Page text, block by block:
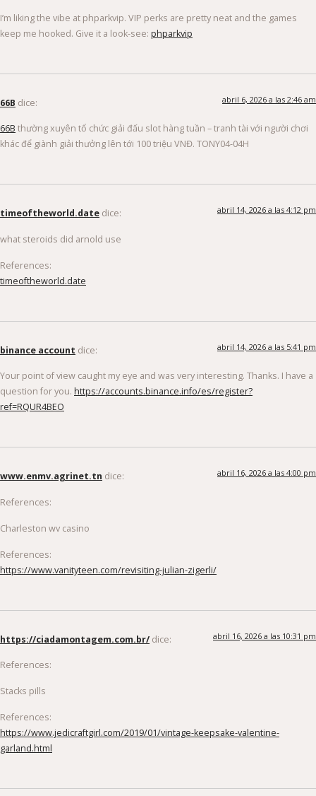
I’m liking the vibe at phparkvip. VIP perks are pretty neat and the games
keep me hooked. Give it a look-see: phparkvip
66B dice: abril 6, 2026 a las 2:46 am
66B thường xuyên tổ chức giải đấu slot hàng tuần – tranh tài với người chơi
khác để giành giải thưởng lên tới 100 triệu VNĐ. TONY04-04H
timeoftheworld.date dice: abril 14, 2026 a las 4:12 pm
what steroids did arnold use
References:
timeoftheworld.date
binance account dice: abril 14, 2026 a las 5:41 pm
Your point of view caught my eye and was very interesting. Thanks. I have a
question for you. https://accounts.binance.info/es/register?
ref=RQUR4BEO
www.enmv.agrinet.tn dice: abril 16, 2026 a las 4:00 pm
References:
Charleston wv casino
References:
https://www.vanityteen.com/revisiting-julian-zigerli/
https://ciadamontagem.com.br/ dice: abril 16, 2026 a las 10:31 pm
References:
Stacks pills
References:
https://www.jedicraftgirl.com/2019/01/vintage-keepsake-valentine-
garland.html